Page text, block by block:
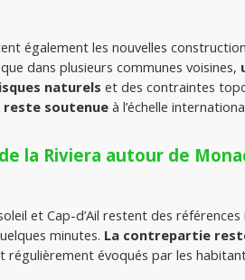
également les nouvelles
dans plusieurs communes voisines,
naturels et des contraintes
reste soutenue à l’échelle
la Riviera autour de
et Cap-d’Ail restent des
minutes. La contrepartie
régulièrement évoqués par les